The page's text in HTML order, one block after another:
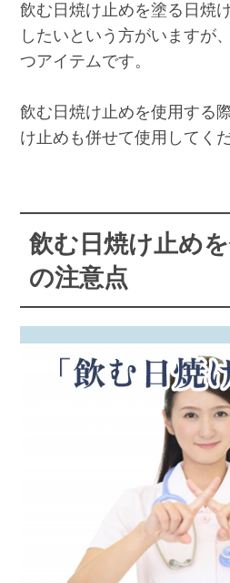
飲む日焼け止めを塗る日焼
したいという方がいますが
つアイテムです。
飲む日焼け止めを使用する
け止めも併せて使用してくだ
飲む日焼け止め
の注意点